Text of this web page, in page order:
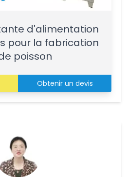
d'alimentation
pour la fabrication
poisson
Obtenir un devis